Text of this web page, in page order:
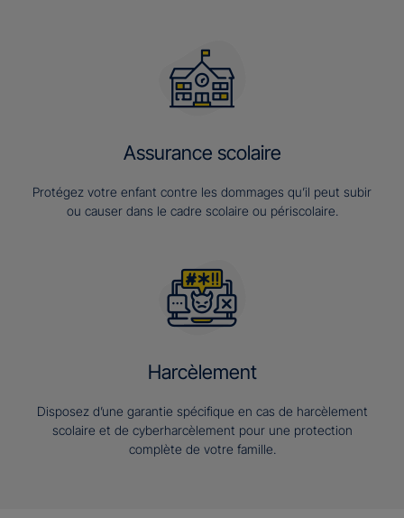
Assurance scolaire
Protégez votre enfant contre les dommages qu’il peut subir
ou causer dans le cadre scolaire ou périscolaire.
Harcèlement
Disposez d’une garantie spécifique en cas de harcèlement
scolaire et de cyberharcèlement pour une protection
complète de votre famille.